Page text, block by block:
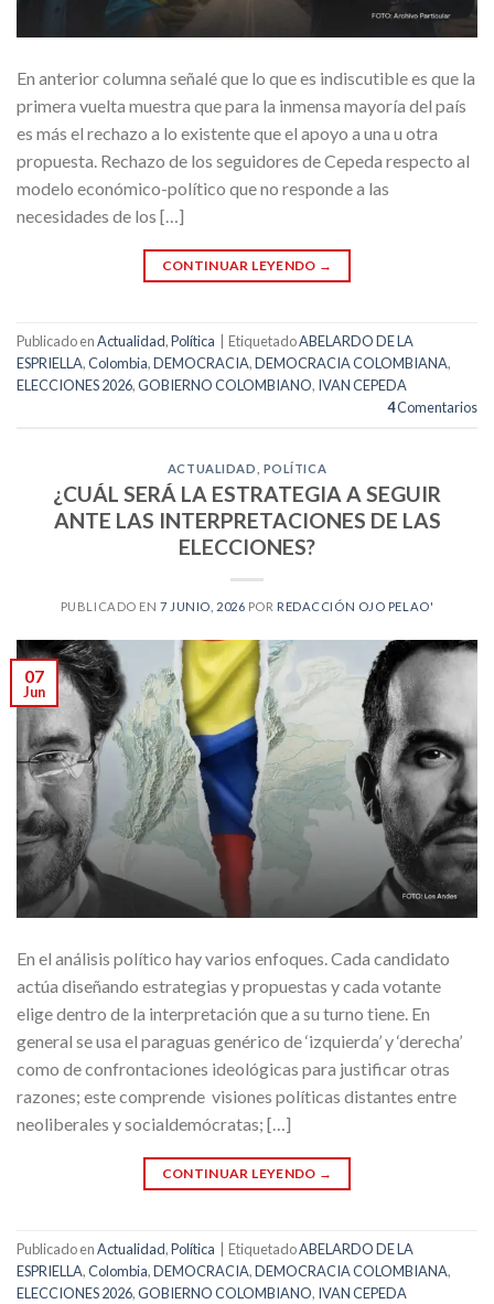
En anterior columna señalé que lo que es indiscutible es que la
primera vuelta muestra que para la inmensa mayoría del país
es más el rechazo a lo existente que el apoyo a una u otra
propuesta. Rechazo de los seguidores de Cepeda respecto al
modelo económico-político que no responde a las
necesidades de los […]
CONTINUAR LEYENDO →
Publicado enActualidad,Política EtiquetadoABELARDO DE LA
ESPRIELLA,Colombia,DEMOCRACIA,DEMOCRACIA COLOMBIANA,
ELECCIONES 2026,GOBIERNO COLOMBIANO, IVAN CEPEDA
4Comentarios
ACTUALIDAD POLÍTICA
¿CUÁL SERÁ LA ESTRATEGIA A SEGUIR
ANTE LAS INTERPRETACIONES DE LAS
ELECCIONES?
PUBLICADO EN 7 JUNIO, 2026 POR REDACCIÓN OJO PELAO'
07
Jun
En el análisis político hay varios enfoques. Cada candidato
actúa diseñando estrategias y propuestas y cada votante
elige dentro de la interpretación que a su turno tiene. En
general se usa el paraguas genérico de ‘izquierda’ y ‘derecha’
como de confrontaciones ideológicas para justificar otras
razones; este comprende visiones políticas distantes entre
neoliberales y socialdemócratas; […]
CONTINUAR LEYENDO →
Publicado enActualidad,Política EtiquetadoABELARDO DE LA
ESPRIELLA,Colombia,DEMOCRACIA,DEMOCRACIA COLOMBIANA,
ELECCIONES 2026,GOBIERNO COLOMBIANO, IVAN CEPEDA